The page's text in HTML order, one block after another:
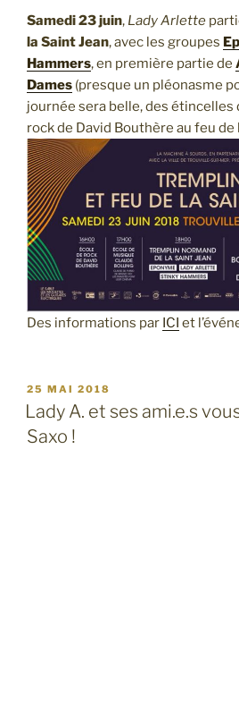
Samedi 23 juin, Lady Arlette
la Saint Jean, avec les groupes
Hammers, en première partie de
Dames (presque un pléonasme
journée sera belle, des étincelles
rock de David Bouthère au feu de
Des informations par ICI et
PUBLIÉ
LE
25 MAI 2018
Lady A. et ses ami.e.s
Saxo !